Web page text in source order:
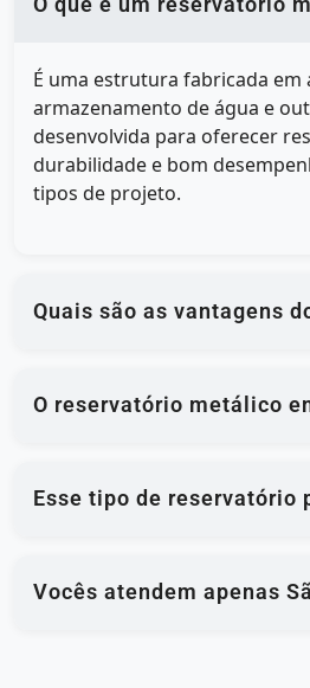
O que é um reservatório
É uma estrutura fabricada em
armazenamento de água e
desenvolvida para oferecer
durabilidade e bom
tipos de projeto.
Quais são as vantagens
O reservatório metálico
Esse tipo de reservatório
Vocês atendem apenas